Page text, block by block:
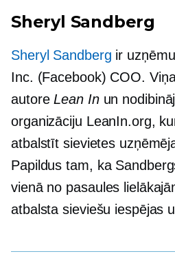
Sheryl Sandberg
Sheryl Sandberg ir
Inc. (Facebook) COO.
autoreLean Inun
organizāciju LeanIn.org,
atbalstīt sievietes
Papildus tam, ka
vienā no pasaules
atbalsta sieviešu iespējas